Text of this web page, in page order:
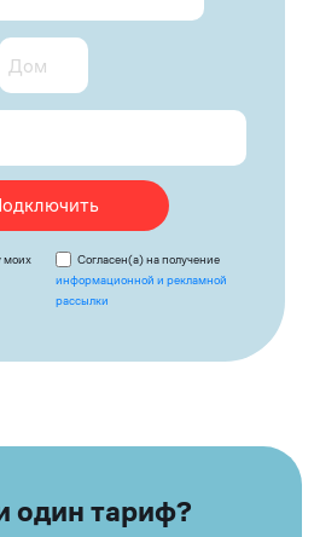
моих
Согласен(а) на получение
информационной и рекламной
рассылки
один тариф?